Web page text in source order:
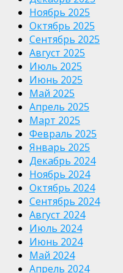
Ноябрь 2025
Октябрь 2025
Сентябрь 2025
Август 2025
Июль 2025
Июнь 2025
Май 2025
Апрель 2025
Март 2025
Февраль 2025
Январь 2025
Декабрь 2024
Ноябрь 2024
Октябрь 2024
Сентябрь 2024
Август 2024
Июль 2024
Июнь 2024
Май 2024
Апрель 2024